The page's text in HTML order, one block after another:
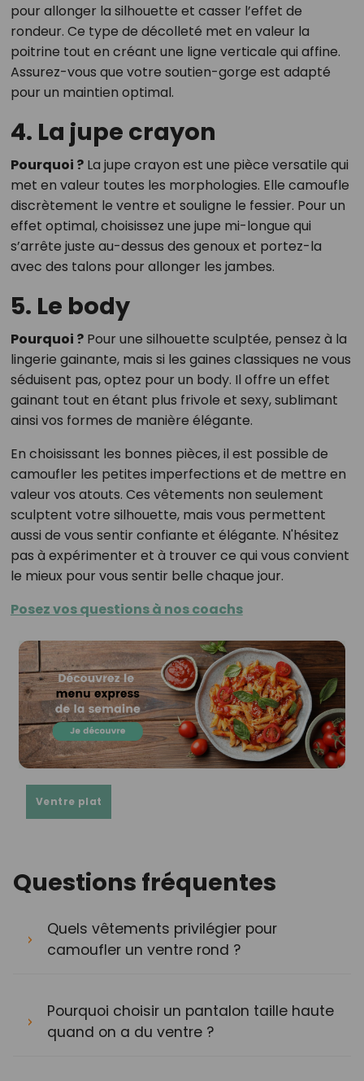
pour allonger la silhouette et casser l’effet de
rondeur. Ce type de décolleté met en valeur la
poitrine tout en créant une ligne verticale qui affine.
Assurez-vous que votre soutien-gorge est adapté
pour un maintien optimal.
4. La jupe crayon
Pourquoi ?La jupe crayon est une pièce versatile qui
met en valeur toutes les morphologies. Elle camoufle
discrètement le ventre et souligne le fessier. Pour un
effet optimal, choisissez une jupe mi-longue qui
s’arrête juste au-dessus des genoux et portez-la
avec des talons pour allonger les jambes.
5. Le body
Pourquoi ?Pour une silhouette sculptée, pensez à la
lingerie gainante, mais si les gaines classiques ne vous
séduisent pas, optez pour un body. Il offre un effet
gainant tout en étant plus frivole et sexy, sublimant
ainsi vos formes de manière élégante.
En choisissant les bonnes pièces, il est possible de
camoufler les petites imperfections et de mettre en
valeur vos atouts. Ces vêtements non seulement
sculptent votre silhouette, mais vous permettent
aussi de vous sentir confiante et élégante. N'hésitez
pas à expérimenter et à trouver ce qui vous convient
le mieux pour vous sentir belle chaque jour.
Posez vos questions à nos coachs
Ventre plat
Questions fréquentes
Quels vêtements privilégier pour
camoufler un ventre rond ?
Pourquoi choisir un pantalon taille haute
quand on a du ventre ?